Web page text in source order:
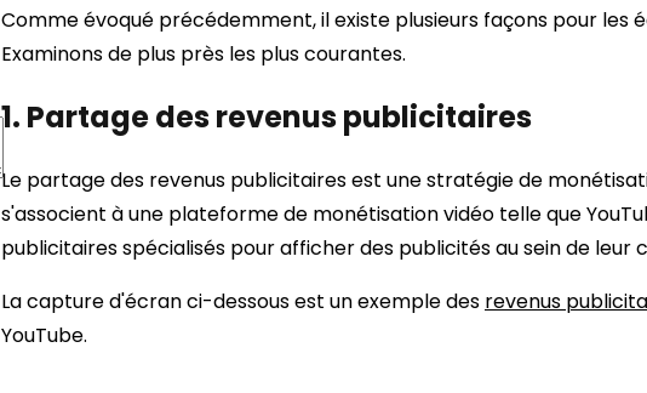
Comme évoqué précédemment, il existe plusieurs façons pour les
Examinons de plus près les plus courantes.
1. Partage des revenus publicitaires
Le partage des revenus publicitaires est une stratégie de
s'associent à une plateforme de monétisation vidéo telle que
publicitaires spécialisés pour afficher des publicités au sein de leur
La capture d'écran ci-dessous est un exemple des revenus
YouTube.